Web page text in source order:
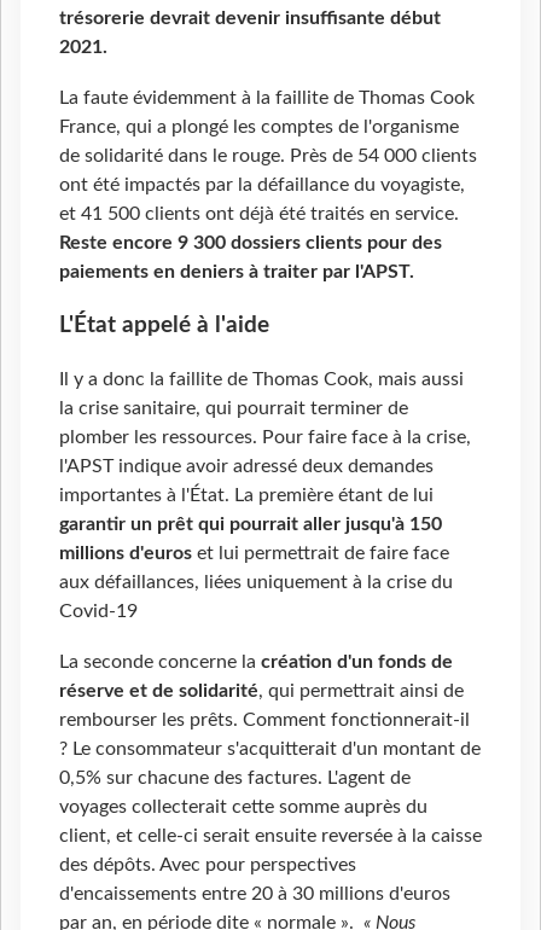
trésorerie devrait devenir insuffisante début
2021.
La faute évidemment à la faillite de Thomas Cook
France, qui a plongé les comptes de l'organisme
de solidarité dans le rouge. Près de 54 000 clients
ont été impactés par la défaillance du voyagiste,
et 41 500 clients ont déjà été traités en service.
Reste encore 9 300 dossiers clients pour des
paiements en deniers à traiter par l'APST.
L'État appelé à l'aide
Il y a donc la faillite de Thomas Cook, mais aussi
la crise sanitaire, qui pourrait terminer de
plomber les ressources. Pour faire face à la crise,
l'APST indique avoir adressé deux demandes
importantes à l'État. La première étant de lui
garantir un prêt qui pourrait aller jusqu'à 150
millions d'euros et lui permettrait de faire face
aux défaillances, liées uniquement à la crise du
Covid-19
La seconde concerne la création d'un fonds de
réserve et de solidarité, qui permettrait ainsi de
rembourser les prêts. Comment fonctionnerait-il
? Le consommateur s'acquitterait d'un montant de
0,5% sur chacune des factures. L'agent de
voyages collecterait cette somme auprès du
client, et celle-ci serait ensuite reversée à la caisse
des dépôts. Avec pour perspectives
d'encaissements entre 20 à 30 millions d'euros
par an, en période dite « normale ». « Nous